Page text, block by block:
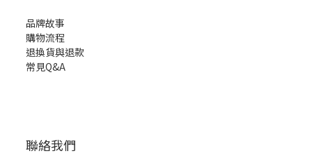
品牌故事
購物流程
退換貨與退款
常見Q&A
聯絡我們